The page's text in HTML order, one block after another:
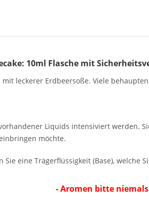
10ml Flasche mit
leckerer Erdbeersoße. Viele
Liquids intensiviert werden.
möchte.
eine Trägerflüssigkeit (Base), welche
- Aromen bitte